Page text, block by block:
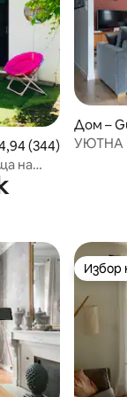
оценка: 4,94
(344)
на
Дом –
УЮТНА
Избор
Избор